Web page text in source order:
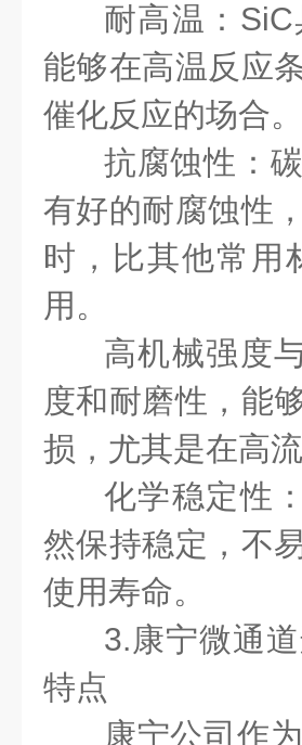
耐高温：
能够在高温反应
催化反应的场合。
抗腐蚀性：
有好的耐腐蚀性
时，比其他常用
用。
高机械强度
度和耐磨性，能
损，尤其是在高
化学稳定性
然保持稳定，不
使用寿命。
3.康宁微通
特点
康宁公司作